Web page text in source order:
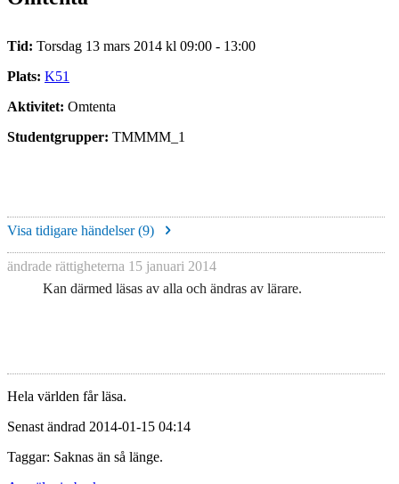
Tid: Torsdag 13 mars 2014 kl 09:00 - 13:00
Plats: K51
Aktivitet: Omtenta
Studentgrupper: TMMMM_1
Visa tidigare händelser (9)
ändrade rättigheterna 15 januari 2014
Kan därmed läsas av alla och ändras av lärare.
Hela världen får läsa.
Senast ändrad 2014-01-15 04:14
Taggar: Saknas än så länge.